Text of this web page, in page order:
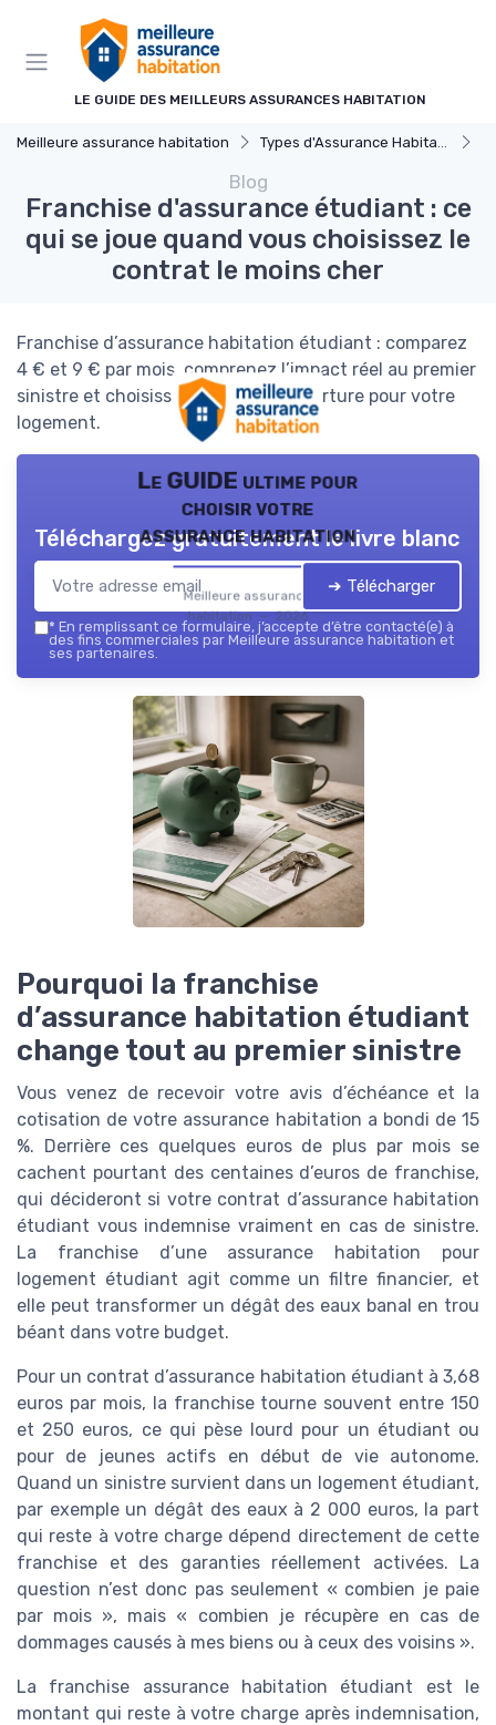
LE GUIDE DES MEILLEURS ASSURANCES HABITATION
Meilleure assurance habitation Types d'Assurance Habitation
Blog
Franchise d'assurance étudiant : ce
qui se joue quand vous choisissez le
contrat le moins cher
Franchise d’assurance habitation étudiant : comparez
4 € et 9 € par mois, comprenez l’impact réel au premier
sinistre et choisissez la bonne couverture pour votre
logement.
Le GUIDE ultime pour
choisir votre
assurance habitation
Meilleure assurance
habitation — 2026
Téléchargez gratuitement le livre blanc
➔ Télécharger
* En remplissant ce formulaire, j’accepte d’être contacté(e) à
des fins commerciales par Meilleure assurance habitation et
ses partenaires.
Pourquoi la franchise
d’assurance habitation étudiant
change tout au premier sinistre
Vous venez de recevoir votre avis d’échéance et la
cotisation de votre assurance habitation a bondi de 15
%. Derrière ces quelques euros de plus par mois se
cachent pourtant des centaines d’euros de franchise,
qui décideront si votre contrat d’assurance habitation
étudiant vous indemnise vraiment en cas de sinistre.
La franchise d’une assurance habitation pour
logement étudiant agit comme un filtre financier, et
elle peut transformer un dégât des eaux banal en trou
béant dans votre budget.
Pour un contrat d’assurance habitation étudiant à 3,68
euros par mois, la franchise tourne souvent entre 150
et 250 euros, ce qui pèse lourd pour un étudiant ou
pour de jeunes actifs en début de vie autonome.
Quand un sinistre survient dans un logement étudiant,
par exemple un dégât des eaux à 2 000 euros, la part
qui reste à votre charge dépend directement de cette
franchise et des garanties réellement activées. La
question n’est donc pas seulement « combien je paie
par mois », mais « combien je récupère en cas de
dommages causés à mes biens ou à ceux des voisins ».
La franchise assurance habitation étudiant est le
montant qui reste à votre charge après indemnisation,
Panneau de gestion des cookies